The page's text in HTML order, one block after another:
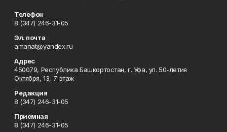
Телефон
8 (347) 246-31-05
Эл. почта
amanat@yandex.ru
Адрес
450079, Республика Башкортостан, г. Уфа, ул. 50-летия
Октября, 13, 7 этаж
Редакция
8 (347) 246-31-05
Приемная
8 (347) 246-31-05